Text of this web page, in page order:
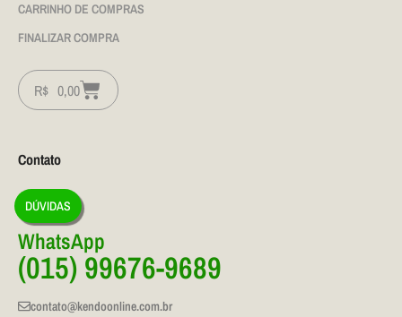
CARRINHO DE COMPRAS
FINALIZAR COMPRA
R$ 0,00
Contato
DÚVIDAS
WhatsApp
(015) 99676-9689
contato@kendoonline.com.br